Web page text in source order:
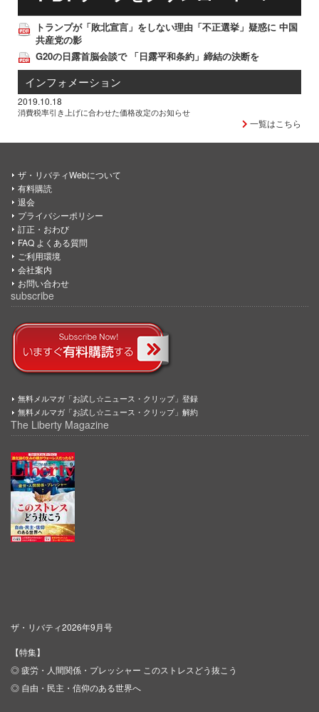
トランプが「敗北宣言」をしない理由「不正選挙」疑惑に 中国
共産党の影
G20の日露首脳会談で 「日露平和条約」締結の決断を
インフォメーション
2019.10.18
消費税率引き上げに合わせた価格改定のお知らせ
一覧はこちら
ザ・リバティWebについて
有料購読
退会
プライバシーポリシー
訂正・おわび
FAQ よくある質問
ご利用環境
会社案内
お問い合わせ
subscribe
無料メルマガ「お試し☆ニュース・クリップ」登録
無料メルマガ「お試し☆ニュース・クリップ」解約
The Liberty Magazine
ザ・リバティ2026年9月号
【特集】
◎ 疲労・人間関係・プレッシャー このストレスどう抜こう
◎ 自由・民主・信仰のある世界へ